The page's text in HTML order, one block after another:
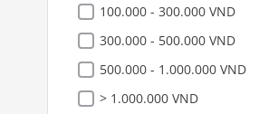
100.000 - 300.000 VND
300.000 - 500.000 VND
500.000 - 1.000.000 VND
> 1.000.000 VND